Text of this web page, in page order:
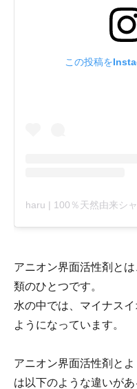
この投稿を
アニオン界面活性剤と
類のひとつです。
水の中では、マイナス
ようになっています。
アニオン界面活性剤と
は以下のような違いがあ